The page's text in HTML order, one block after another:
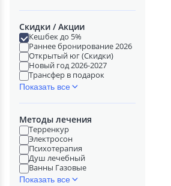
Скидки / Акции
Кешбек до 5%
Раннее бронирование 2026
Открытый юг (Скидки)
Новый год 2026-2027
Трансфер в подарок
Показать все
Методы лечения
Терренкур
Электросон
Психотерапия
Душ лечебный
Ванны Газовые
Показать все